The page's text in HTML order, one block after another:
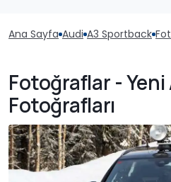
Ana Sayfa Audi A3 Sportback
Fotoğraflar -
Fotoğrafları